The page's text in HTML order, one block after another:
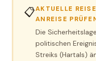
📋AKTUELLE
ANREISE
Die
politischen
Streiks (Hartals)